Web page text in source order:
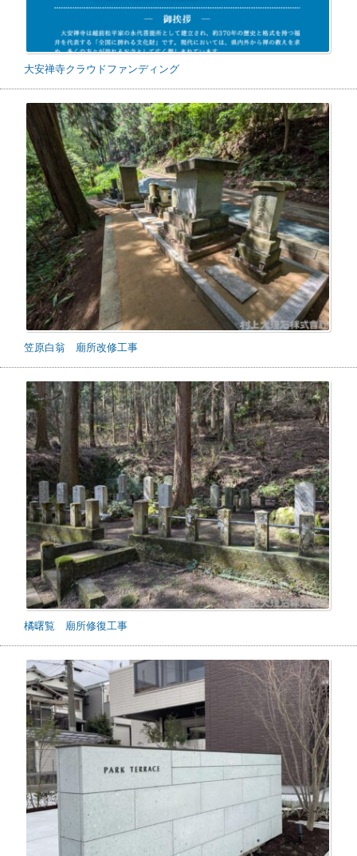
大安禅寺クラウドファンディング
笠原白翁 廟所改修工事
橘曙覧 廟所修復工事